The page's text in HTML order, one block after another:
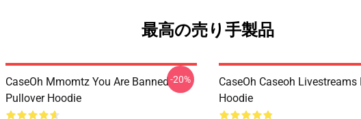
最高の売り手製品
CaseOh Mmomtz You Are Banned
Pullover Hoodie
-20%
CaseOh Caseoh Livestreams
Hoodie